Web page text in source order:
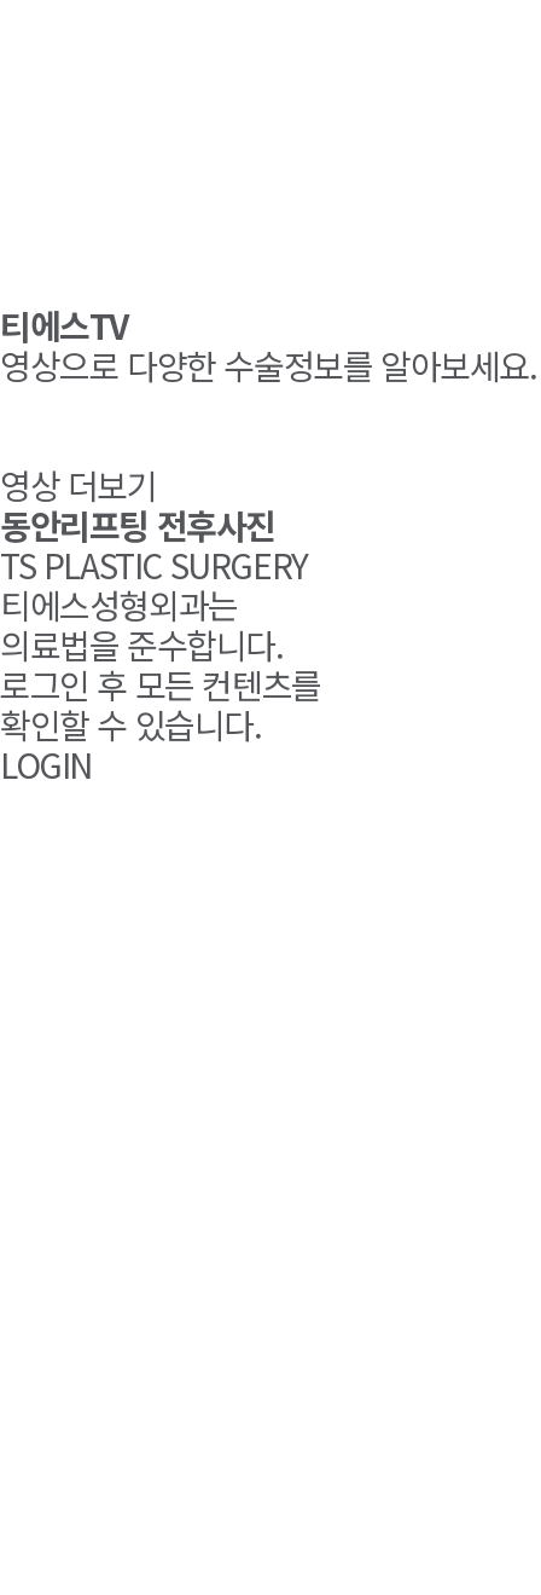
티에스TV
영상으로 다양한 수술정보를 알아보세요.
영상 더보기
동안리프팅 전후사진
TS PLASTIC SURGERY
티에스성형외과는
의료법을 준수합니다.
로그인 후 모든 컨텐츠를
확인할 수 있습니다.
LOGIN